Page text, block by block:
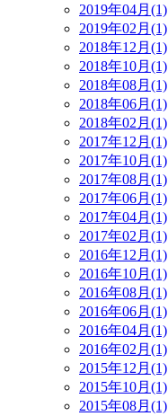
2019年04月(1)
2019年02月(1)
2018年12月(1)
2018年10月(1)
2018年08月(1)
2018年06月(1)
2018年02月(1)
2017年12月(1)
2017年10月(1)
2017年08月(1)
2017年06月(1)
2017年04月(1)
2017年02月(1)
2016年12月(1)
2016年10月(1)
2016年08月(1)
2016年06月(1)
2016年04月(1)
2016年02月(1)
2015年12月(1)
2015年10月(1)
2015年08月(1)